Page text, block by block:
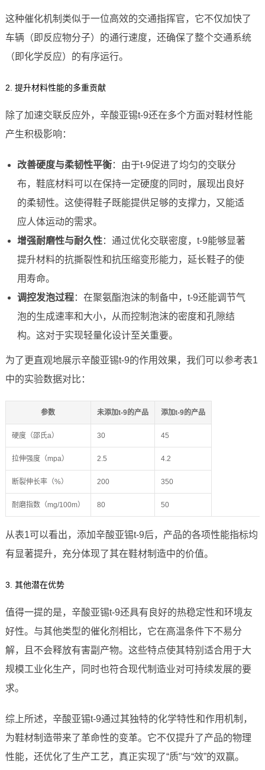
这种催化机制类似于一位高效的交通指挥官，它不仅加快了
车辆（即反应物分子）的通行速度，还确保了整个交通系统
（即化学反应）的有序运行。
2. 提升材料性能的多重贡献
除了加速交联反应外，辛酸亚锡t-9还在多个方面对鞋材性能
产生积极影响：
改善硬度与柔韧性平衡：由于t-9促进了均匀的交联分
布，鞋底材料可以在保持一定硬度的同时，展现出良好
的柔韧性。这使得鞋子既能提供足够的支撑力，又能适
应人体运动的需求。
增强耐磨性与耐久性：通过优化交联密度，t-9能够显著
提升材料的抗撕裂性和抗压缩变形能力，延长鞋子的使
用寿命。
调控发泡过程：在聚氨酯泡沫的制备中，t-9还能调节气
泡的生成速率和大小，从而控制泡沫的密度和孔隙结
构。这对于实现轻量化设计至关重要。
为了更直观地展示辛酸亚锡t-9的作用效果，我们可以参考表1
中的实验数据对比：
参数 未添加t-9的产品 添加t-9的产品
硬度（邵氏a） 30 45
拉伸强度（mpa） 2.5 4.2
断裂伸长率（%） 200 350
耐磨指数（mg/100m） 80 50
从表1可以看出，添加辛酸亚锡t-9后，产品的各项性能指标均
有显著提升，充分体现了其在鞋材制造中的价值。
3. 其他潜在优势
值得一提的是，辛酸亚锡t-9还具有良好的热稳定性和环境友
好性。与其他类型的催化剂相比，它在高温条件下不易分
解，且不会释放有害副产物。这些特点使其特别适合用于大
规模工业化生产，同时也符合现代制造业对可持续发展的要
求。
综上所述，辛酸亚锡t-9通过其独特的化学特性和作用机制，
为鞋材制造带来了革命性的变革。它不仅提升了产品的物理
性能，还优化了生产工艺，真正实现了“质”与“效”的双赢。